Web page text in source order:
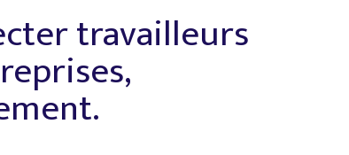
travailleurs